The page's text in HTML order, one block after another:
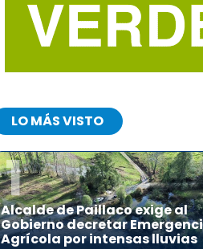
LO MÁS VISTO
1
Alcalde de Paillaco exige al
Gobierno decretar
Agrícola por intensas lluvias